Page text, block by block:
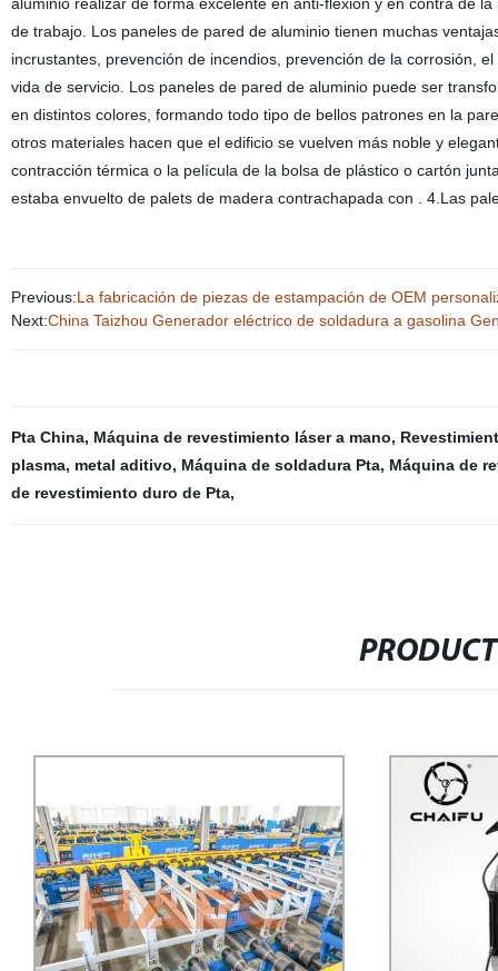
de trabajo. Los paneles de pared de aluminio tienen muchas
incrustantes, prevención de incendios, prevención de la corrosión,
vida de servicio. Los paneles de pared de aluminio puede ser
en distintos colores, formando todo tipo de bellos patrones en la
otros materiales hacen que el edificio se vuelven más noble y
contracción térmica o la película de la bolsa de plástico o cartón
estaba envuelto de palets de madera contrachapada con . 4.Las
Previous:La fabricación de piezas de estampación de OEM
Next:China Taizhou Generador eléctrico de soldadura a gasolina
Pta China, Máquina de revestimiento láser a mano,
plasma, metal aditivo, Máquina de soldadura Pta, Máquina de
de revestimiento duro de Pta,